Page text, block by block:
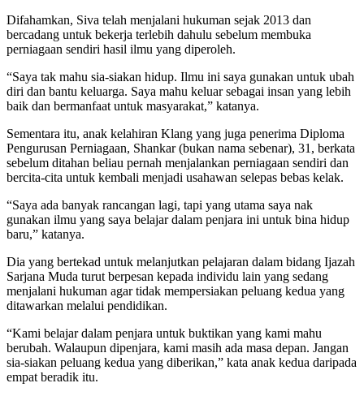
Difahamkan, Siva telah menjalani hukuman sejak 2013 dan
bercadang untuk bekerja terlebih dahulu sebelum membuka
perniagaan sendiri hasil ilmu yang diperoleh.
“Saya tak mahu sia-siakan hidup. Ilmu ini saya gunakan untuk ubah
diri dan bantu keluarga. Saya mahu keluar sebagai insan yang lebih
baik dan bermanfaat untuk masyarakat,” katanya.
Sementara itu, anak kelahiran Klang yang juga penerima Diploma
Pengurusan Perniagaan, Shankar (bukan nama sebenar), 31, berkata
sebelum ditahan beliau pernah menjalankan perniagaan sendiri dan
bercita-cita untuk kembali menjadi usahawan selepas bebas kelak.
“Saya ada banyak rancangan lagi, tapi yang utama saya nak
gunakan ilmu yang saya belajar dalam penjara ini untuk bina hidup
baru,” katanya.
Dia yang bertekad untuk melanjutkan pelajaran dalam bidang Ijazah
Sarjana Muda turut berpesan kepada individu lain yang sedang
menjalani hukuman agar tidak mempersiakan peluang kedua yang
ditawarkan melalui pendidikan.
“Kami belajar dalam penjara untuk buktikan yang kami mahu
berubah. Walaupun dipenjara, kami masih ada masa depan. Jangan
sia-siakan peluang kedua yang diberikan,” kata anak kedua daripada
empat beradik itu.